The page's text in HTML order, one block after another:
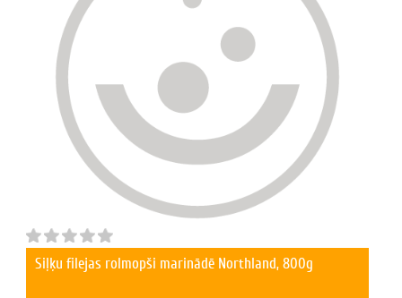
Siļķu filejas rolmopši marinādē Northland, 800g